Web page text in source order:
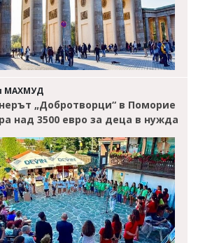
МАХМУД
„Добротворци“ в Поморие
над 3500 евро за деца в нужда